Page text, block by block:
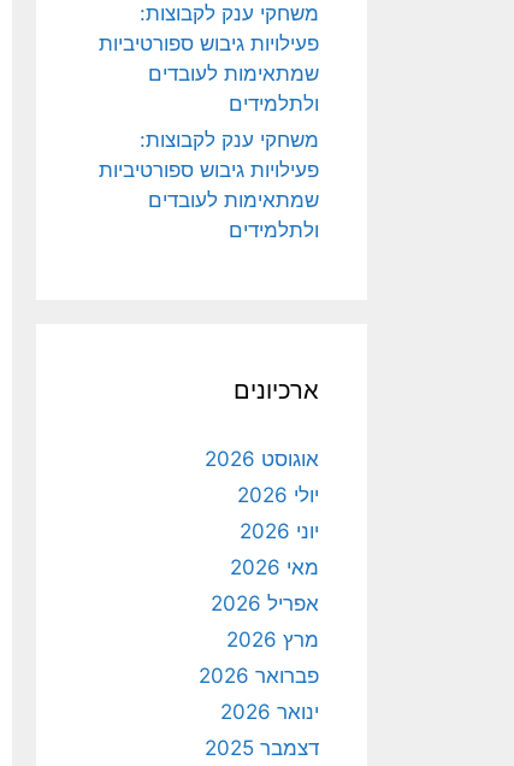
משחקי ענק לקבוצות:
פעילויות גיבוש ספורטיביות
שמתאימות לעובדים
ולתלמידים
משחקי ענק לקבוצות:
פעילויות גיבוש ספורטיביות
שמתאימות לעובדים
ולתלמידים
ארכיונים
אוגוסט 2026
יולי 2026
יוני 2026
מאי 2026
אפריל 2026
מרץ 2026
פברואר 2026
ינואר 2026
דצמבר 2025